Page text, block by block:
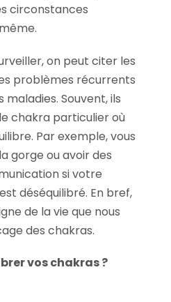
circonstances
on peut citer les
problèmes récurrents
Souvent, ils
chakra particulier où
Par exemple, vous
gorge ou avoir des
si votre
déséquilibré. En bref,
de la vie que nous
des chakras.
vos chakras ?